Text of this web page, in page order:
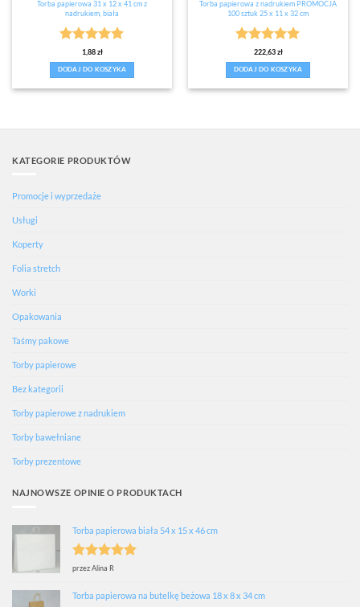
Torba papierowa 31 x 12 x 41 cm z
nadrukiem, biała
Oceniono
na 5
1,88zł
DODAJ DO KOSZYKA
Torba papierowa z nadrukiem PROMOCJA
100 sztuk 25 x 11 x 32 cm
Oceniono
na 5
222,63zł
DODAJ DO KOSZYKA
KATEGORIE PRODUKTÓW
Promocje i wyprzedaże
Usługi
Koperty
Folia stretch
Worki
Opakowania
Taśmy pakowe
Torby papierowe
Bez kategorii
Torby papierowe z nadrukiem
Torby bawełniane
Torby prezentowe
NAJNOWSZE OPINIE O PRODUKTACH
Torba papierowa biała 54 x 15 x 46 cm
Oceniono
przez Alina R
Torba papierowa na butelkę beżowa 18 x 8 x 34 cm